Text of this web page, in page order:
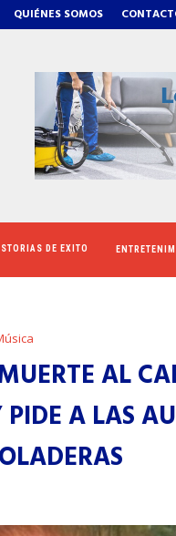
AUMENTARÁ EL
QUIÉNES SOMOS
DE EXITO
AL
A LAS